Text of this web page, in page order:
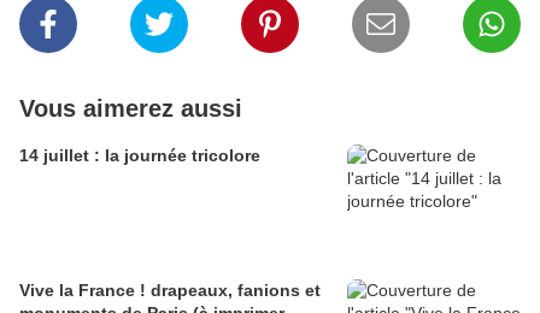
Vous aimerez aussi
14 juillet : la journée tricolore
Vive la France ! drapeaux, fanions et